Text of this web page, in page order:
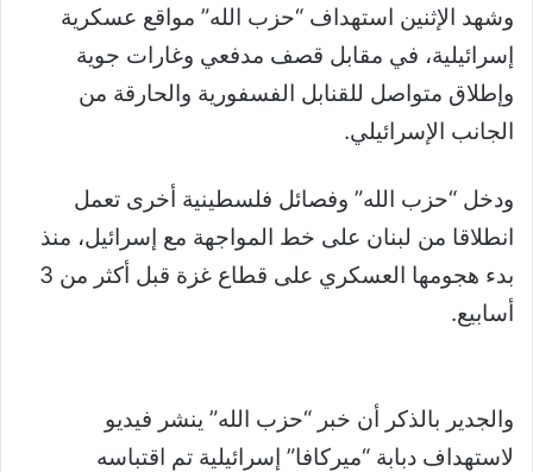
وشهد الإثنين استهداف “حزب الله” مواقع عسكرية
إسرائيلية، في مقابل قصف مدفعي وغارات جوية
وإطلاق متواصل للقنابل الفسفورية والحارقة من
الجانب الإسرائيلي.
ودخل “حزب الله” وفصائل فلسطينية أخرى تعمل
انطلاقا من لبنان على خط المواجهة مع إسرائيل، منذ
بدء هجومها العسكري على قطاع غزة قبل أكثر من 3
أسابيع.
والجدير بالذكر أن خبر “حزب الله” ينشر فيديو
لاستهداف دبابة “ميركافا” إسرائيلية تم اقتباسه